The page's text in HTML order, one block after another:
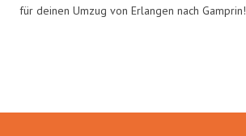
für deinen Umzug von Erlangen nach Gamprin!